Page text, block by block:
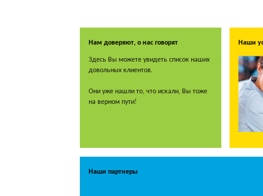
Нам доверяют, о нас говорят
Здесь Вы можете увидеть список наших
довольных клиентов.
Они уже нашли то, что искали, Вы тоже
на верном пути!
Наши
Наши партнеры